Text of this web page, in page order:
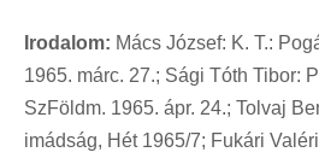
Irodalom: Mács József: K. T.:
1965. márc. 27.; Sági Tóth Tibor:
SzFöldm. 1965. ápr. 24.; Tolvaj
imádság, Hét 1965/7; Fukári